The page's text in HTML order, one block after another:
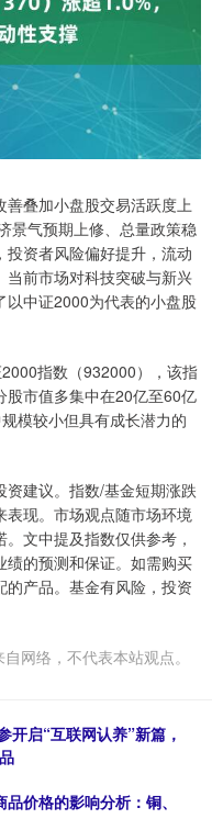
叠加小盘股交易活跃度上
景气预期上修、总量政策稳
资者风险偏好提升，流动
前市场对科技突破与新兴
以中证2000为代表的小盘股
指数（932000），该指
股市值多集中在20亿至60亿
模较小但具有成长潜力的
建议。指数/基金短期涨跌
现。市场观点随市场环境
文中提及指数仅供参考，
的预测和保证。如需购买
产品。基金有风险，投资
网络，不代表本站观点。
开启“互联网认养”新篇，
价格的影响分析：铜、